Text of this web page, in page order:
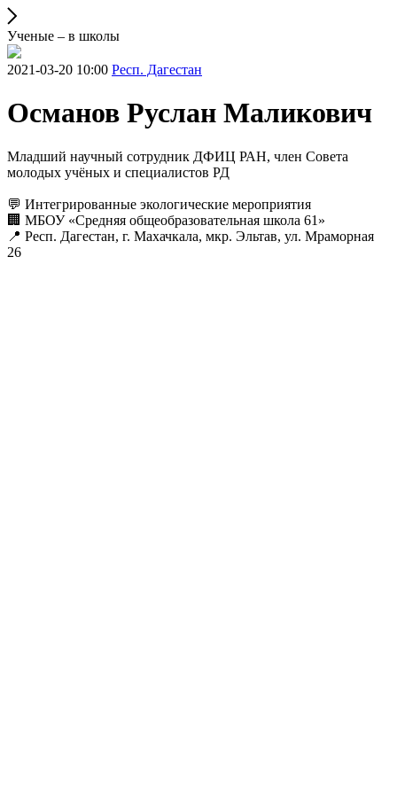
Ученые – в школы
2021-03-20 10:00 Респ. Дагестан
Османов Руслан Маликович
Младший научный сотрудник ДФИЦ РАН, член Совета
молодых учёных и специалистов РД
💬 Интегрированные экологические мероприятия
🏢 МБОУ «Средняя общеобразовательная школа 61»
📍 Респ. Дагестан, г. Махачкала, мкр. Эльтав, ул. Мраморная
26